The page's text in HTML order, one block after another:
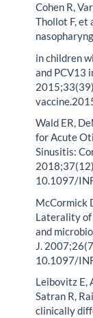
Cohen R,
Thollot F, et
in children
and PCV13
Wald ER,
for Acute
Sinusitis:
10.1097/
McCormick
Laterality
and
J.
10.1097/
Leibovitz E,
Satran R,
clinically